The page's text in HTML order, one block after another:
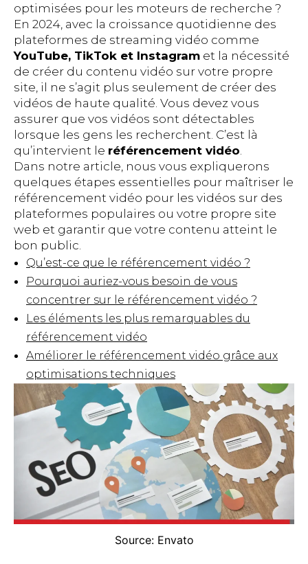
optimisées pour les moteurs de recherche ?
En 2024, avec la croissance quotidienne des
plateformes de streaming vidéo comme
YouTube, TikTok et Instagram et la nécessité
de créer du contenu vidéo sur votre propre
site, il ne s’agit plus seulement de créer des
vidéos de haute qualité. Vous devez vous
assurer que vos vidéos sont détectables
lorsque les gens les recherchent. C’est là
qu’intervient le référencement vidéo
Dans notre article, nous vous expliquerons
quelques étapes essentielles pour maîtriser le
référencement vidéo pour les vidéos sur des
plateformes populaires ou votre propre site
web et garantir que votre contenu atteint le
bon public.
Qu’est-ce que le référencement vidéo ?
Pourquoi auriez-vous besoin de vous
concentrer sur le référencement vidéo ?
Les éléments les plus remarquables du
référencement vidéo
Améliorer le référencement vidéo grâce aux
optimisations techniques
Source: Envato